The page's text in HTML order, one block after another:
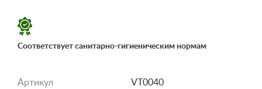
Соответствует санитарно-гигиеническим нормам
Артикул
VT0040